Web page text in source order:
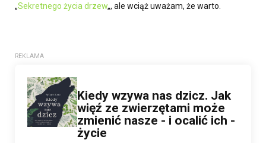
„Sekretnego życia drzew„, ale wciąż uważam, że warto.